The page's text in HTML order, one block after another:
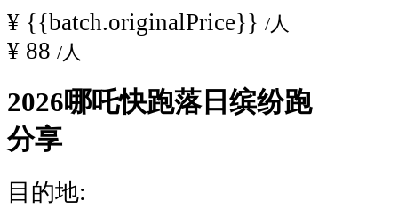
夏
季
缤
跑” 一、
活
动
题
¥ {{batch.originalPrice}} /人
¥ 88 /人
2026哪吒快跑落日缤纷跑
分享
目的地: